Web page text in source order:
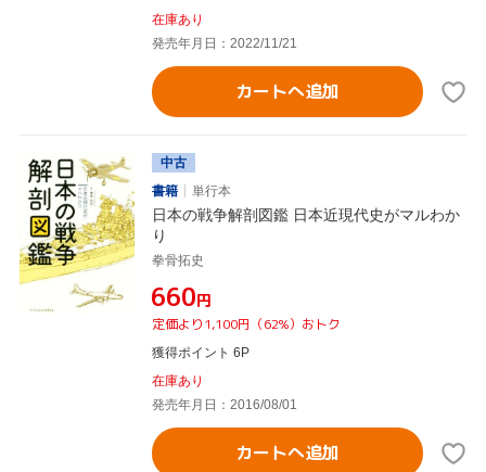
在庫あり
発売年月日：2022/11/21
カートへ追加
中古
書籍
単行本
日本の戦争解剖図鑑 日本近現代史がマルわか
り
拳骨拓史
¥660円
定価より1,100円（62%）おトク
獲得ポイント 6P
在庫あり
発売年月日：2016/08/01
カートへ追加